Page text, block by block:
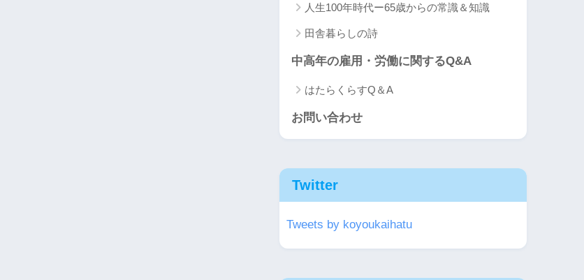
人生100年時代ー65歳からの常識＆知識
田舎暮らしの詩
中高年の雇用・労働に関するQ&A
はたらくらすQ＆A
お問い合わせ
Twitter
Tweets by koyoukaihatu